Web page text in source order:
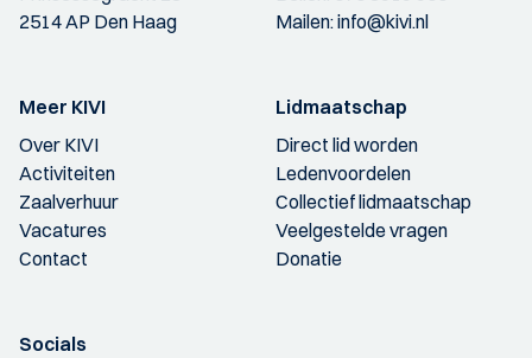
2514 AP Den Haag
Mailen:info@kivi.nl
Meer KIVI
Over KIVI
Activiteiten
Zaalverhuur
Vacatures
Contact
Lidmaatschap
Direct lid worden
Ledenvoordelen
Collectief lidmaatschap
Veelgestelde vragen
Donatie
Socials